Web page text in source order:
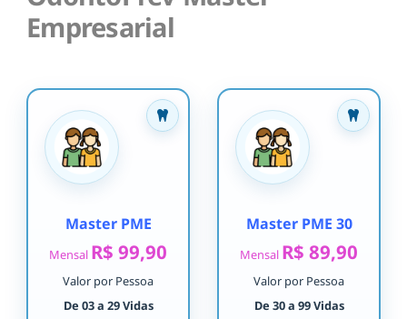
Empresarial
Master PME
Mensal R$ 99,90
Valor por Pessoa
De 03 a 29 Vidas
Master PME 30
Mensal R$ 89,90
Valor por Pessoa
De 30 a 99 Vidas